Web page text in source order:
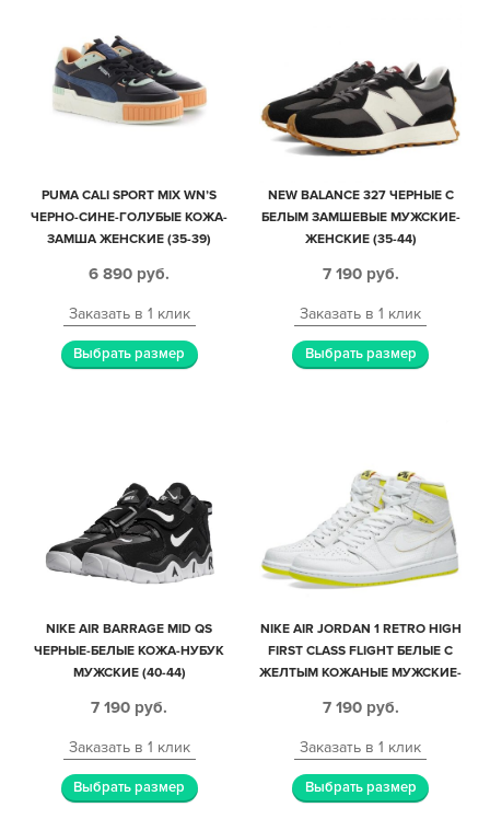
PUMA CALI SPORT MIX WN’S
ЧЕРНО-СИНЕ-ГОЛУБЫЕ КОЖА-
ЗАМША ЖЕНСКИЕ (35-39)
6 890 руб.
Заказать в 1 клик
Выбрать размер
NEW BALANCE 327 ЧЕРНЫЕ С
БЕЛЫМ ЗАМШЕВЫЕ МУЖСКИЕ-
ЖЕНСКИЕ (35-44)
7 190 руб.
Заказать в 1 клик
Выбрать размер
NIKE AIR BARRAGE MID QS
ЧЕРНЫЕ-БЕЛЫЕ КОЖА-НУБУК
МУЖСКИЕ (40-44)
7 190 руб.
Заказать в 1 клик
Выбрать размер
NIKE AIR JORDAN 1 RETRO HIGH
FIRST CLASS FLIGHT БЕЛЫЕ С
ЖЕЛТЫМ КОЖАНЫЕ МУЖСКИЕ-
7 190 руб.
Заказать в 1 клик
Выбрать размер